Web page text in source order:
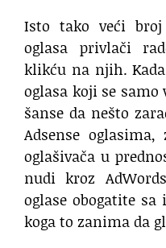
Isto tako veći
oglasa privlači
klikću na njih.
oglasa koji se
šanse da nešto
Adsense
oglašivača u
nudi kroz
oglase obogatite
koga to zanima da